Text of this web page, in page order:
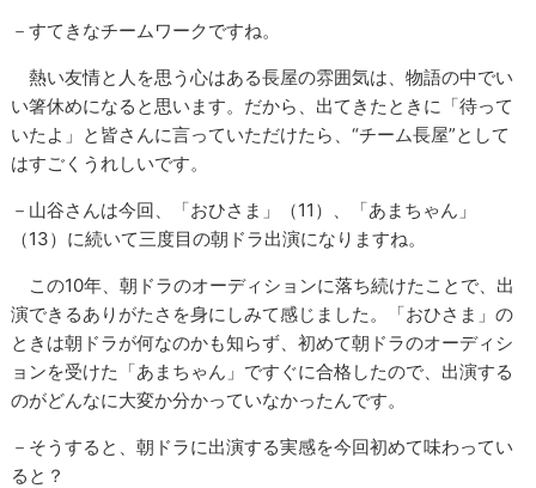
－すてきなチームワークですね。
熱い友情と人を思う心はある長屋の雰囲気は、物語の中でい
い箸休めになると思います。だから、出てきたときに「待って
いたよ」と皆さんに言っていただけたら、“チーム長屋”として
はすごくうれしいです。
－山谷さんは今回、「おひさま」（11）、「あまちゃん」
（13）に続いて三度目の朝ドラ出演になりますね。
この10年、朝ドラのオーディションに落ち続けたことで、出
演できるありがたさを身にしみて感じました。「おひさま」の
ときは朝ドラが何なのかも知らず、初めて朝ドラのオーディシ
ョンを受けた「あまちゃん」ですぐに合格したので、出演する
のがどんなに大変か分かっていなかったんです。
－そうすると、朝ドラに出演する実感を今回初めて味わってい
ると？